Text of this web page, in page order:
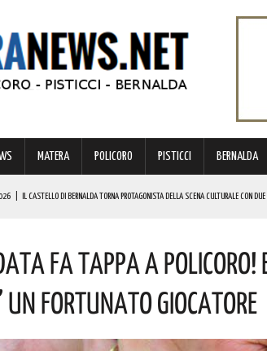
MATERA POLICORO PISTICCI BERNALDA
IL CASTELLO DI BERNALDA TORNA PROTAGONISTA DELLA SCENA CULTURALE CON
FERVONO I PREPARATIVI PER LA RIEVOCAZIONE STORICA “I CAVALIERI DI MALTA”. ECCO IL
IL SUGGESTIVO SCENARIO DELLE TAVOLE PALATINE FARÀ DA CORNICE ALLO SPETTACOLO DI
FA TAPPA A
FORTUNATO GIOCATORE